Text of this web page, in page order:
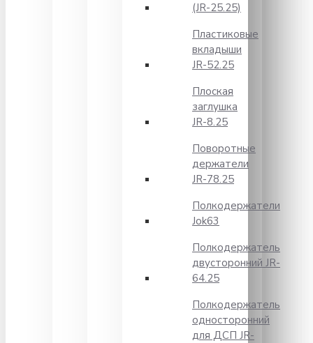
(JR-25.25)
Пластиковые
вкладыши
JR-52.25
Плоская
заглушка
JR-8.25
Поворотные
держатели
JR-78.25
Полкодержатели
Jok63
Полкодержатель
двусторонний JR-
64.25
Полкодержатель
односторонний
для ДСП JR-